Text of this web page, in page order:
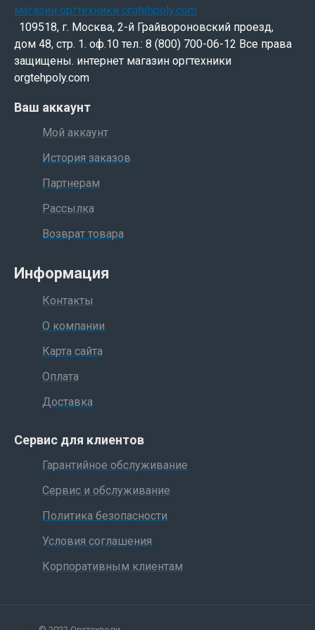
109518, г. Москва, 2-й Грайвороновский проезд,
дом 48, стр. 1. оф.10 тел.: 8 (800) 700-06-12 Все права
защищены. интернет магазин оргтехники
orgtehpoly.com
Ваш аккаунт
Мой аккаунт
История заказов
Партнерам
Рассылка
Возврат товара
Информация
Контакты
О компании
Карта сайта
Оплата
Доставка
Сервис для клиентов
Гарантийное обслуживание
Сервис и обслуживание
Политика безопасности
Условия соглашения
Корпоративным клиентам